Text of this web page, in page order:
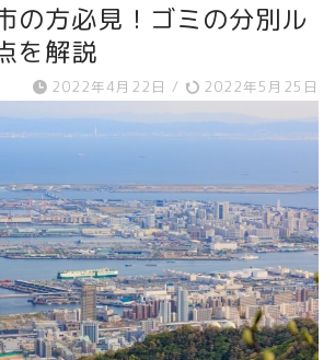
の方必見！ゴミの分別ル
を解説
2022年4月22日 / 2022年5月25日